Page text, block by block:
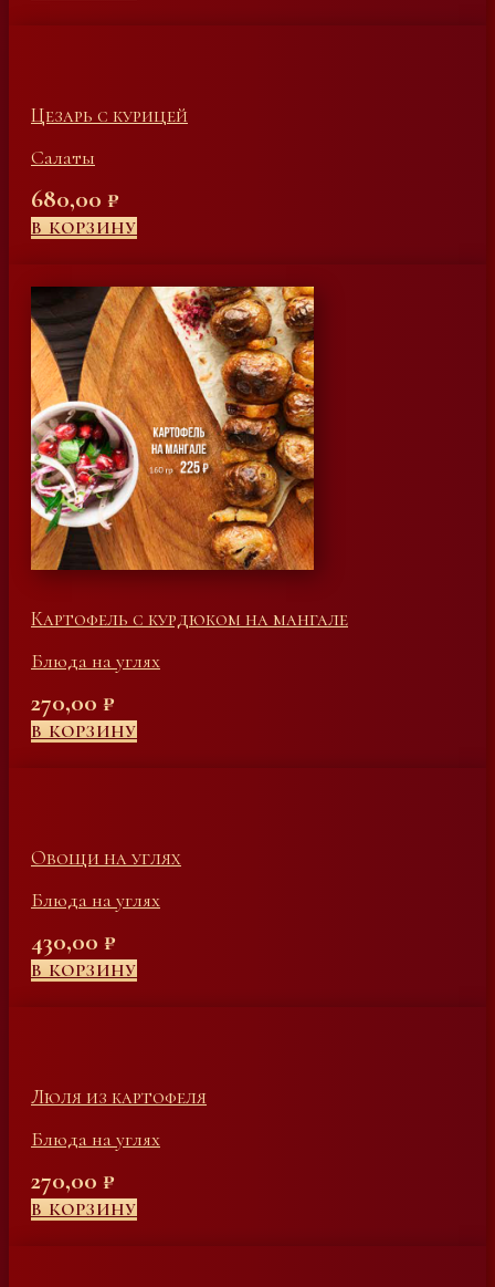
Цезарь с курицей
Салаты
680,00 ₽
В КОРЗИНУ
Картофель с курдюком на мангале
Блюда на углях
270,00 ₽
В КОРЗИНУ
Овощи на углях
Блюда на углях
430,00 ₽
В КОРЗИНУ
Люля из картофеля
Блюда на углях
270,00 ₽
В КОРЗИНУ